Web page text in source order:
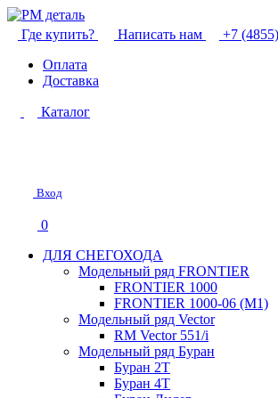
Где купить? Написать нам
+7
Оплата
Доставка
Каталог
Вход
0
ДЛЯ СНЕГОХОДА
Модельный ряд FRONTIER
FRONTIER 1000
FRONTIER 1000-06 (М1)
Модельный ряд Vector
RM Vector 551/i
Модельный ряд Буран
Буран 2Т
Буран 4Т